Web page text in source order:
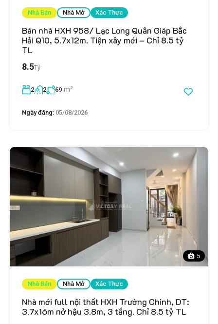
Nhà Bán Nhà Mở Xác Thực
Bán nhà HXH 958/ Lạc Long Quân Giáp Bắc
Hải Q10, 5.7x12m. Tiện xây mới – Chỉ 8.5 tỷ
TL
8.5Tỷ
2 2 69 m²
Ngày đăng: 05/08/2026
5
Nhà Bán Nhà Mở Xác Thực
Nhà mới full nội thất HXH Trường Chinh, DT:
3.7x16m nở hậu 3.8m, 3 tầng. Chỉ 8.5 tỷ TL